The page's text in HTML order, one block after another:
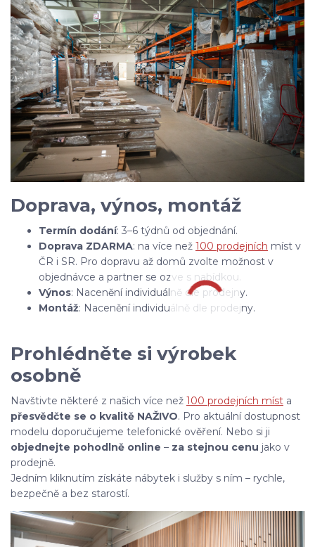
Doprava, výnos, montáž
Termín dodání: 3–6 týdnů od objednání.
Doprava ZDARMA: na více než 100 prodejních míst v
ČR i SR. Pro dopravu až domů zvolte možnost v
objednávce a partner se ozve s nabídkou.
Výnos: Nacenění individuálně dle prodejny.
Montáž: Nacenění individuálně dle prodejny.
Prohlédněte si výrobek
osobně
Navštivte některé z našich více než 100 prodejních míst a
přesvědčte se o kvalitě NAŽIVO. Pro aktuální dostupnost
modelu doporučujeme telefonické ověření. Nebo si ji
objednejte pohodlně online – za stejnou cenu jako v
prodejně.
Jedním kliknutím získáte nábytek i služby s ním – rychle,
bezpečně a bez starostí.